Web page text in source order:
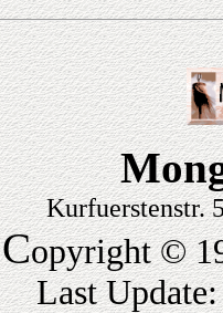
Kurfuerstenstr.
Copyright ©
Last